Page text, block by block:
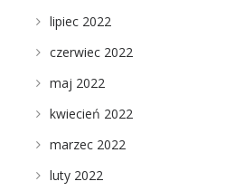
lipiec 2022
czerwiec 2022
maj 2022
kwiecień 2022
marzec 2022
luty 2022